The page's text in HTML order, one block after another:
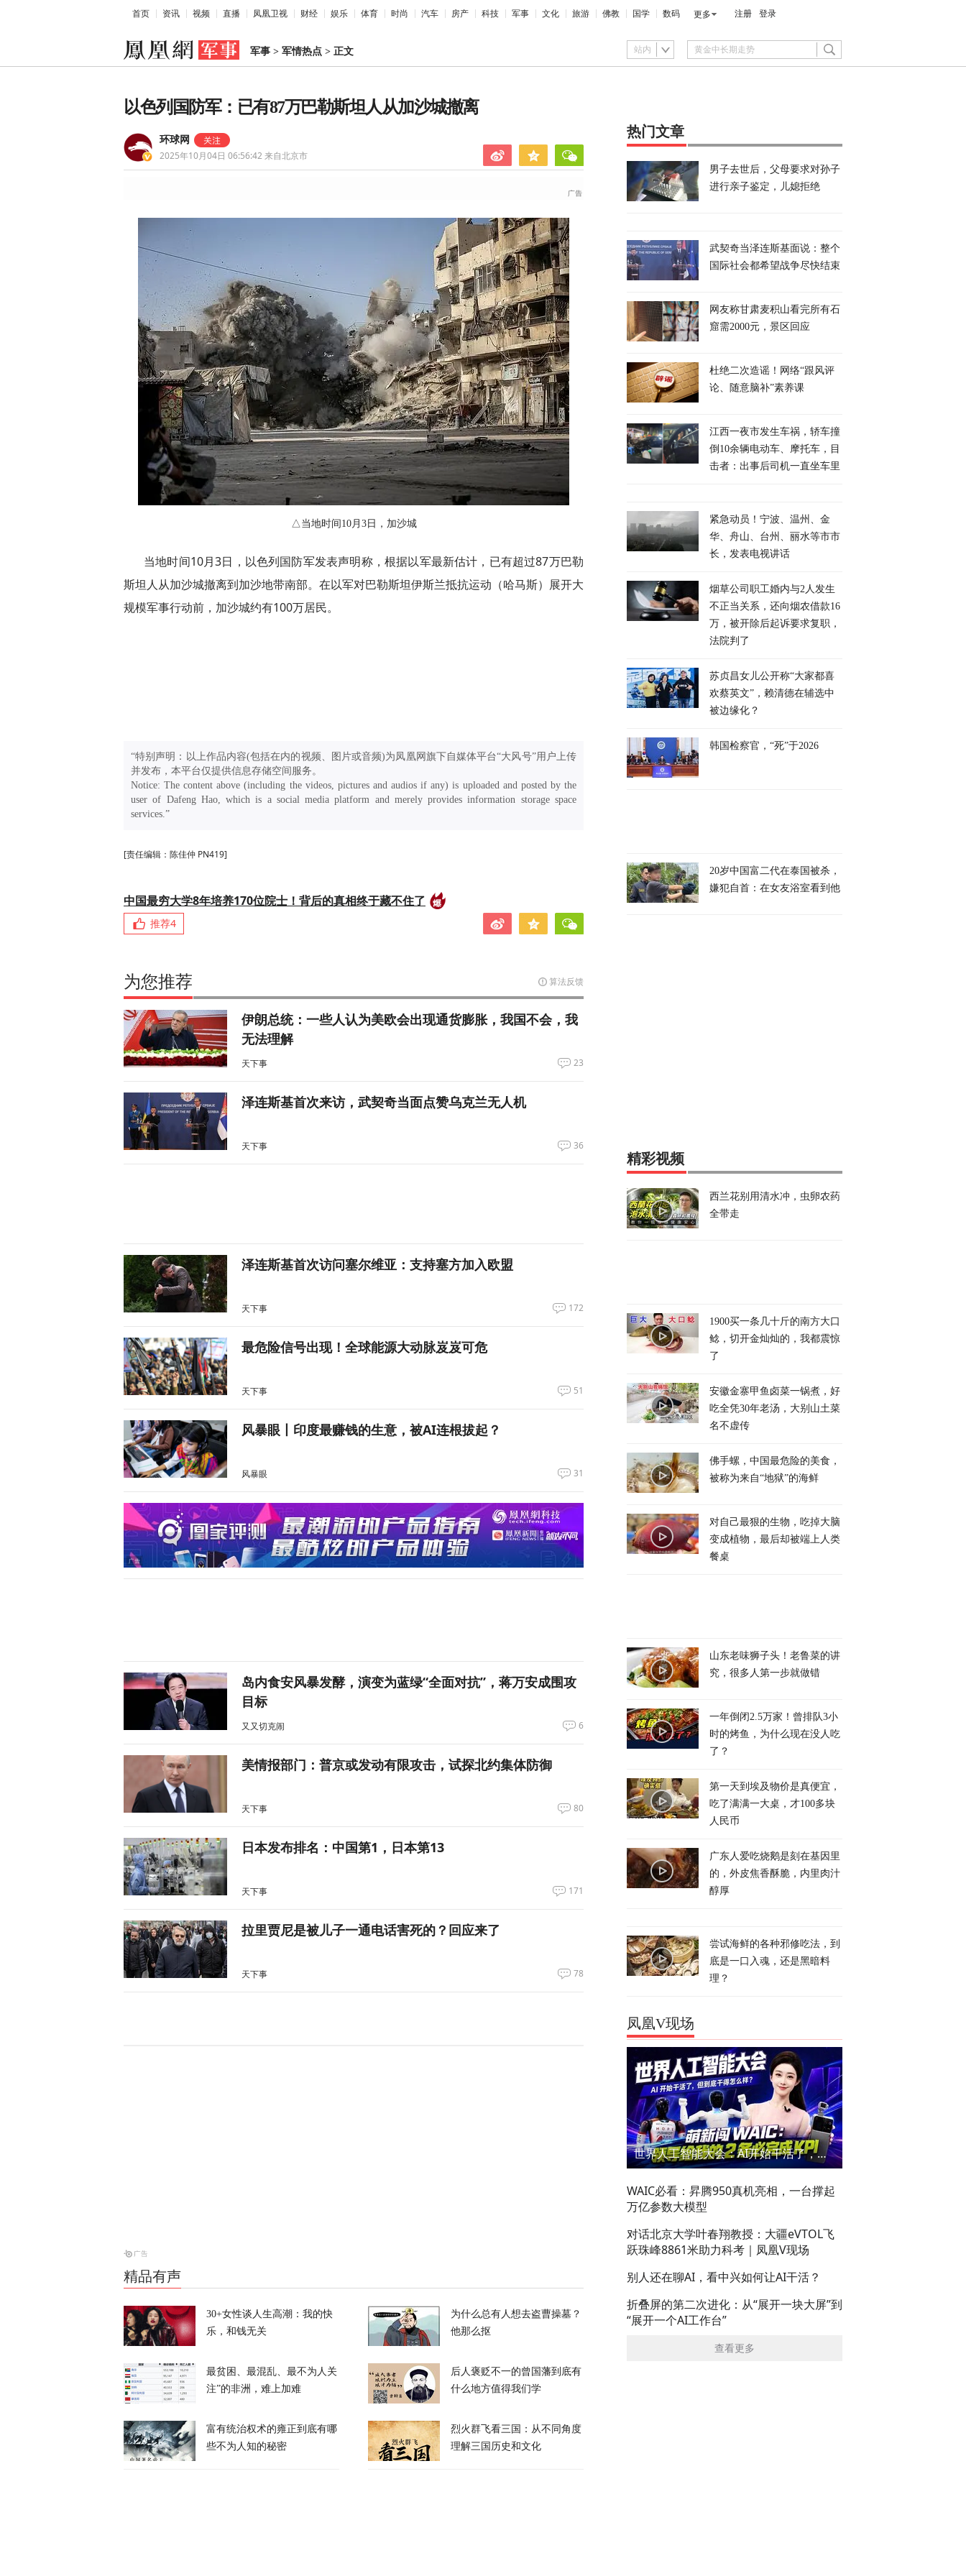
首页 资讯 视频 直播 凤凰卫视 财经 娱乐 体育 时尚 汽车 房产 科技 军事 文化 旅游 佛教 国学 数码 更多 注册 登录
军事 > 军情热点 > 正文 站内
以色列国防军：已有87万巴勒斯坦人从加沙城撤离
环球网
2025年10月04日 06:56:42 来自北京市
△当地时间10月3日，加沙城
当地时间10月3日，以色列国防军发表声明称，根据以军最新估计，已有超过87万巴勒
斯坦人从加沙城撤离到加沙地带南部。在以军对巴勒斯坦伊斯兰抵抗运动（哈马斯）展开大
规模军事行动前，加沙城约有100万居民。
“特别声明：以上作品内容(包括在内的视频、图片或音频)为凤凰网旗下自媒体平台“大风号”用户上传
并发布，本平台仅提供信息存储空间服务。
Notice: The content above (including the videos, pictures and audios if any) is uploaded and posted by the
user of Dafeng Hao, which is a social media platform and merely provides information storage space
services.”
[责任编辑：陈佳仲 PN419]
中国最穷大学8年培养170位院士！背后的真相终于藏不住了
推荐4
为您推荐 算法反馈
伊朗总统：一些人认为美欧会出现通货膨胀，我国不会，我
无法理解
天下事 23
泽连斯基首次来访，武契奇当面点赞乌克兰无人机
天下事 36
泽连斯基首次访问塞尔维亚：支持塞方加入欧盟
天下事 172
最危险信号出现！全球能源大动脉岌岌可危
天下事 51
风暴眼丨印度最赚钱的生意，被AI连根拔起？
风暴眼 31
岛内食安风暴发酵，演变为蓝绿“全面对抗”，蒋万安成围攻
目标
又又切克闹 6
美情报部门：普京或发动有限攻击，试探北约集体防御
天下事 80
日本发布排名：中国第1，日本第13
天下事 171
拉里贾尼是被儿子一通电话害死的？回应来了
天下事 78
耗资4亿美元，特朗普的白宫宴会厅修建项目被叫停
天下事
精品有声
30+女性谈人生高潮：我的快
乐，和钱无关
为什么总有人想去盗曹操墓？
他那么抠
最贫困、最混乱、最不为人关
注”的非洲，难上加难
后人褒贬不一的曾国藩到底有
什么地方值得我们学
富有统治权术的雍正到底有哪
些不为人知的秘密
烈火群飞看三国：从不同角度
理解三国历史和文化
热门文章
男子去世后，父母要求对孙子
进行亲子鉴定，儿媳拒绝
武契奇当泽连斯基面说：整个
国际社会都希望战争尽快结束
网友称甘肃麦积山看完所有石
窟需2000元，景区回应
杜绝二次造谣！网络“跟风评
论、随意脑补”素养课
江西一夜市发生车祸，轿车撞
倒10余辆电动车、摩托车，目
击者：出事后司机一直坐车里
紧急动员！宁波、温州、金
华、舟山、台州、丽水等市市
长，发表电视讲话
烟草公司职工婚内与2人发生
不正当关系，还向烟农借款16
万，被开除后起诉要求复职，
法院判了
苏贞昌女儿公开称“大家都喜
欢蔡英文”，赖清德在辅选中
被边缘化？
韩国检察官，“死”于2026
20岁中国富二代在泰国被杀，
嫌犯自首：在女友浴室看到他
精彩视频
西兰花别用清水冲，虫卵农药
全带走
1900买一条几十斤的南方大口
鲶，切开金灿灿的，我都震惊
了
安徽金寨甲鱼卤菜一锅煮，好
吃全凭30年老汤，大别山土菜
名不虚传
佛手螺，中国最危险的美食，
被称为来自“地狱”的海鲜
对自己最狠的生物，吃掉大脑
变成植物，最后却被端上人类
餐桌
山东老味狮子头！老鲁菜的讲
究，很多人第一步就做错
一年倒闭2.5万家！曾排队3小
时的烤鱼，为什么现在没人吃
了？
第一天到埃及物价是真便宜，
吃了满满一大桌，才100多块
人民币
广东人爱吃烧鹅是刻在基因里
的，外皮焦香酥脆，内里肉汁
醇厚
尝试海鲜的各种邪修吃法，到
底是一口入魂，还是黑暗料
理？
凤凰V现场
世界人工智能大会：AI开始干活了，但到底干的怎么样？萌新闯WAIC
WAIC必看：昇腾950真机亮相，一台撑起
万亿参数大模型
对话北京大学叶春翔教授：大疆eVTOL飞
跃珠峰8861米助力科考｜凤凰V现场
别人还在聊AI，看中兴如何让AI干活？
折叠屏的第二次进化：从“展开一块大屏”到
“展开一个AI工作台”
查看更多